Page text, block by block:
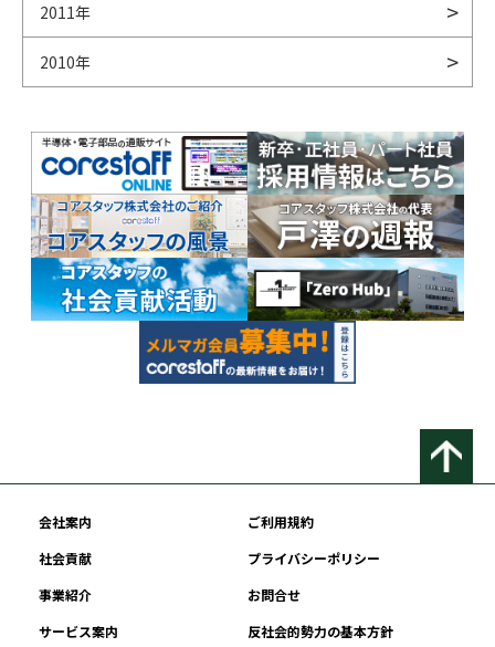
2011年
2010年
会社案内
ご利用規約
社会貢献
プライバシーポリシー
事業紹介
お問合せ
サービス案内
反社会的勢力の基本方針